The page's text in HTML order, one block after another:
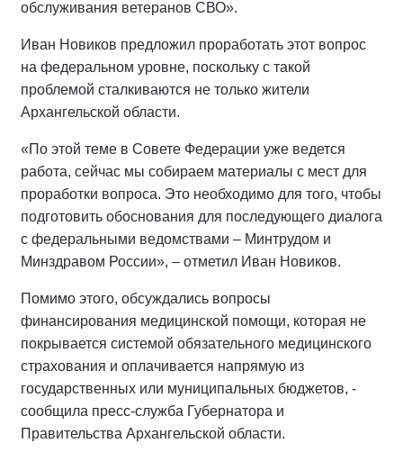
обслуживания ветеранов СВО».
Иван Новиков предложил проработать этот вопрос
на федеральном уровне, поскольку с такой
проблемой сталкиваются не только жители
Архангельской области.
«По этой теме в Совете Федерации уже ведется
работа, сейчас мы собираем материалы с мест для
проработки вопроса. Это необходимо для того, чтобы
подготовить обоснования для последующего диалога
с федеральными ведомствами – Минтрудом и
Минздравом России», – отметил Иван Новиков.
Помимо этого, обсуждались вопросы
финансирования медицинской помощи, которая не
покрывается системой обязательного медицинского
страхования и оплачивается напрямую из
государственных или муниципальных бюджетов, -
сообщила пресс-служба Губернатора и
Правительства Архангельской области.